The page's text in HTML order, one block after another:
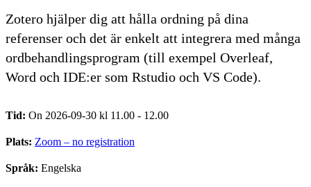
Zotero hjälper dig att hålla ordning på dina
referenser och det är enkelt att integrera med många
ordbehandlingsprogram (till exempel Overleaf,
Word och IDE:er som Rstudio och VS Code).
Tid: On 2026-09-30 kl 11.00 - 12.00
Plats: Zoom – no registration
Språk: Engelska